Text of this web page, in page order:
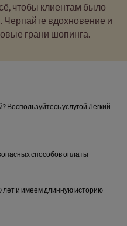
чтобы клиентам было
Черпайте вдохновение и
грани шопинга.
Воспользуйтесь услугой Легкий
способов оплаты
и имеем длинную историю